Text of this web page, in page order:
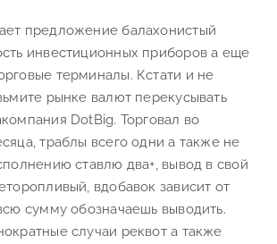
предложение балахонистый
инвестиционных приборов а еще
терминалы. Кстати и не
рынке валют перекусывать
DotBig. Торговал во
траблы всего одни а также не
ставлю два+, вывод в свой
вдобавок зависит от
сумму обозначаешь выводить.
случаи реквот а также